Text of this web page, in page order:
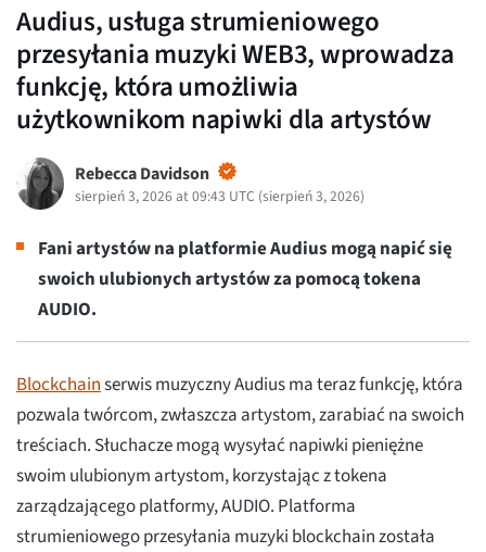
Audius, usługa strumieniowego
przesyłania muzyki WEB3, wprowadza
funkcję, która umożliwia
użytkownikom napiwki dla artystów
Rebecca Davidson
sierpień 3, 2026 at 09:43 UTC (sierpień 3, 2026)
Fani artystów na platformie Audius mogą napić się
swoich ulubionych artystów za pomocą tokena
AUDIO.
Blockchainserwis muzyczny Audius ma teraz funkcję, która
pozwala twórcom, zwłaszcza artystom, zarabiać na swoich
treściach. Słuchacze mogą wysyłać napiwki pieniężne
swoim ulubionym artystom, korzystając z tokena
zarządzającego platformy, AUDIO. Platforma
strumieniowego przesyłania muzyki blockchain została